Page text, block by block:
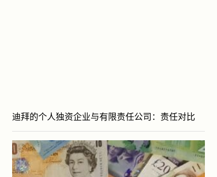
迪拜的个人独资企业与有限责任公司：责任对比